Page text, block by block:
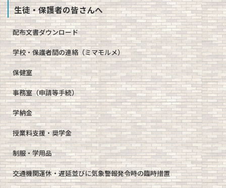
生徒・保護者の皆さんへ
配布文書ダウンロード
学校・保護者間の連絡（ミマモルメ）
保健室
事務室（申請等手続）
学納金
授業料支援・奨学金
制服・学用品
交通機関運休・遅延並びに気象警報発令時の臨時措置